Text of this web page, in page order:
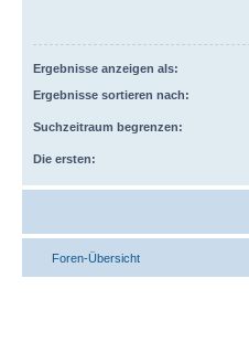
Ergebnisse anzeigen als:
Ergebnisse sortieren nach:
Suchzeitraum begrenzen:
Die ersten:
Foren-Übersicht